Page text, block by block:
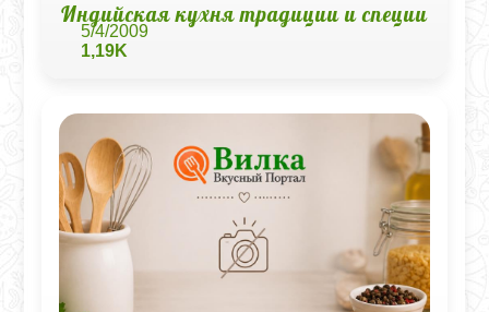
Индийская кухня традиции и специи
5/4/2009
1,19K